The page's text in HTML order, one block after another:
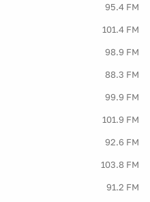
95.4 FM
101.4 FM
98.9 FM
88.3 FM
99.9 FM
101.9 FM
92.6 FM
103.8 FM
91.2 FM